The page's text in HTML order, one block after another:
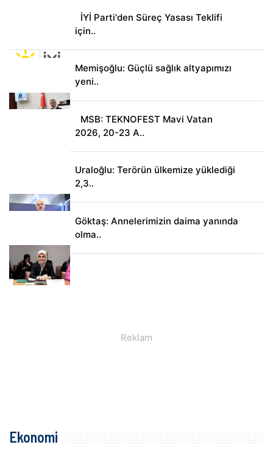
İYİ Parti'den Süreç Yasası Teklifi
için..
Memişoğlu: Güçlü sağlık altyapımızı
yeni..
MSB: TEKNOFEST Mavi Vatan
2026, 20-23 A..
Uraloğlu: Terörün ülkemize yüklediği
2,3..
Göktaş: Annelerimizin daima yanında
olma..
Ekonomi